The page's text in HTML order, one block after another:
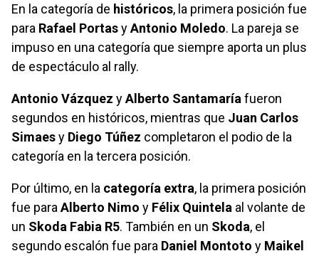
En la categoría de históricos, la primera posición fue
para Rafael PortasyAntonio Moledo. La pareja se
impuso en una categoría que siempre aporta un plus
de espectáculo al rally.
Antonio Vázquez yAlberto Santamaría fueron
segundos en históricos, mientras que Juan Carlos
Simaesy Diego Túñez completaron el podio de la
categoría en la tercera posición.
Por último, en la categoría extra, la primera posición
fue para Alberto Nimo y Félix Quintela al volante de
un Skoda Fabia R5. También en un Skoda, el
segundo escalón fue para Daniel Montoto y Maikel